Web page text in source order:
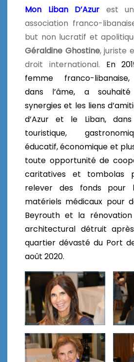
Mon Liban D’Azur est
association franco-
but non lucratif et
Géraldine Ghostine, juriste
droit international. En
femme franco-
dans l’âme, a
synergies et les liens
d’Azur et le Liban,
touristique,
éducatif, économique et
toute opportunité de
caritatives et tombolas
relever des fonds pour
matériels médicaux pour
Beyrouth et la
architectural détruit
quartier dévasté du Port
août 2020.